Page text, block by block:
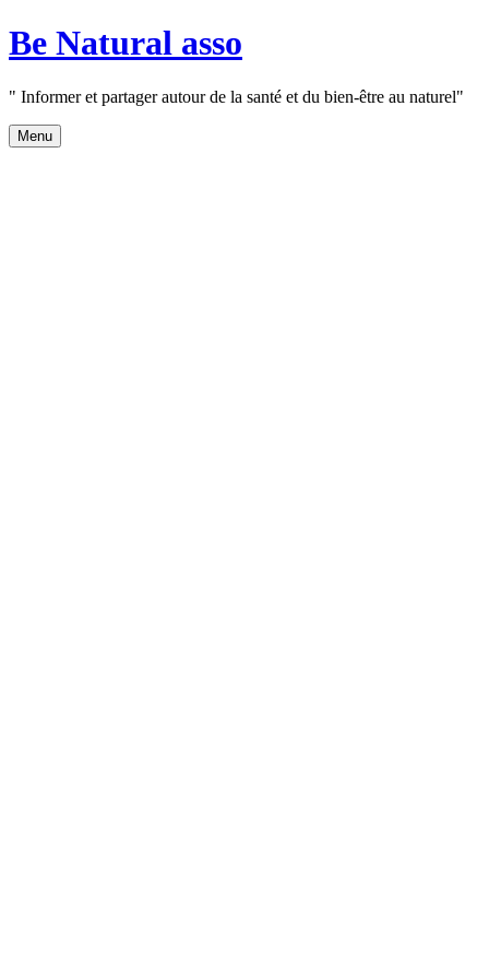
Aller
au
Be Natural asso
" Informer et partager autour de la santé et du bien-être au naturel"
Menu